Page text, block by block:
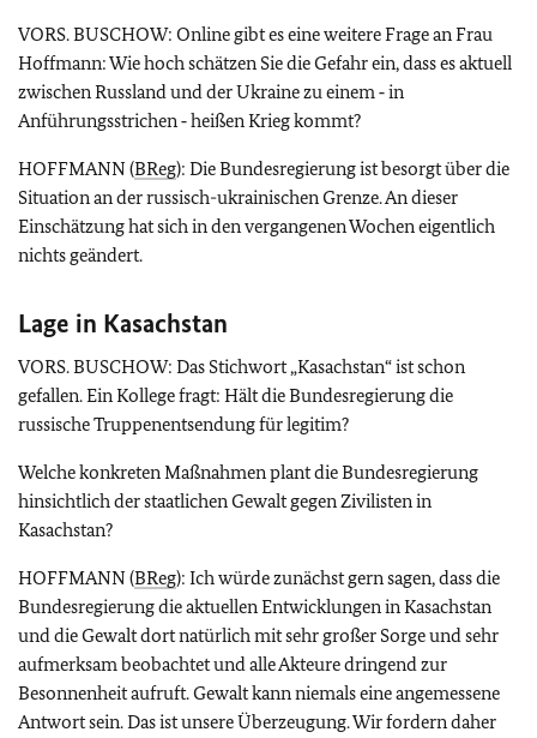
VORS. BUSCHOW: Online gibt es eine weitere Frage an Frau
Hoffmann: Wie hoch schätzen Sie die Gefahr ein, dass es aktuell
zwischen Russland und der Ukraine zu einem ‑ in
Anführungsstrichen ‑ heißen Krieg kommt?
HOFFMANN (BReg): Die Bundesregierung ist besorgt über die
Situation an der russisch-ukrainischen Grenze. An dieser
Einschätzung hat sich in den vergangenen Wochen eigentlich
nichts geändert.
Lage in Kasachstan
VORS. BUSCHOW: Das Stichwort „Kasachstan“ ist schon
gefallen. Ein Kollege fragt: Hält die Bundesregierung die
russische Truppenentsendung für legitim?
Welche konkreten Maßnahmen plant die Bundesregierung
hinsichtlich der staatlichen Gewalt gegen Zivilisten in
Kasachstan?
HOFFMANN (BReg): Ich würde zunächst gern sagen, dass die
Bundesregierung die aktuellen Entwicklungen in Kasachstan
und die Gewalt dort natürlich mit sehr großer Sorge und sehr
aufmerksam beobachtet und alle Akteure dringend zur
Besonnenheit aufruft. Gewalt kann niemals eine angemessene
Antwort sein. Das ist unsere Überzeugung. Wir fordern daher